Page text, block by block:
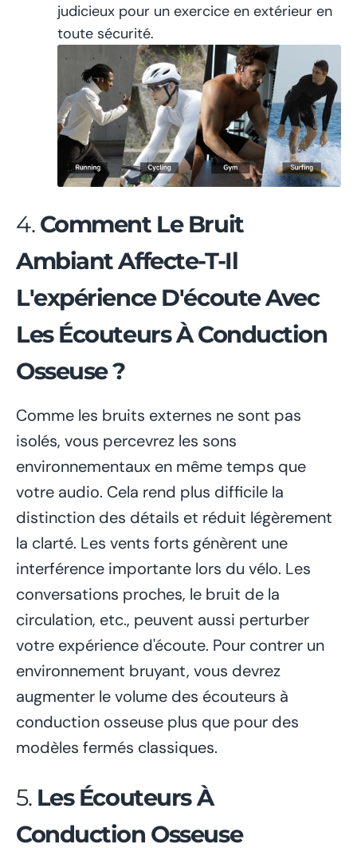
judicieux pour un exercice en extérieur en
toute sécurité.
4. Comment Le Bruit
Ambiant Affecte-T-Il
L'expérience D'écoute Avec
Les Écouteurs À Conduction
Osseuse ?
Comme les bruits externes ne sont pas
isolés, vous percevrez les sons
environnementaux en même temps que
votre audio. Cela rend plus difficile la
distinction des détails et réduit légèrement
la clarté. Les vents forts génèrent une
interférence importante lors du vélo. Les
conversations proches, le bruit de la
circulation, etc., peuvent aussi perturber
votre expérience d'écoute. Pour contrer un
environnement bruyant, vous devrez
augmenter le volume des écouteurs à
conduction osseuse plus que pour des
modèles fermés classiques.
5. Les Écouteurs À
Conduction Osseuse